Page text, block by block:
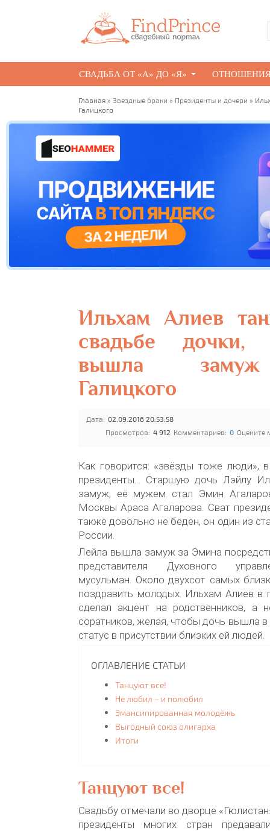
СВАДЬБА ОТ «А» ДО «Я»
Главная » Звездные браки » Президенты и дочери »
Галицкого
Ильхам Алиев
свадьбе дочки,
вышла
Галицкого
Дата: 02.09.2016 20:53:58
Просмотров: 4 912 Комментариев: 0 Оцените
Как говорится: «звёзды тоже люди»,
президенты… Старшую дочь Лэйлу
замуж, её мужем стал Эмин
Москвы Араса Агаларова. Сват
также довольно не беден, он один из
России.
Лейла вышла замуж за Эмина
представителя Духовного
мусульман. Около двухсот самых
поздравить молодых. Ильхам Алиев в
сделал акцент на родственников, а
соратников, желая, чтобы дочь вышла
статус в присутствии близких ей людей.
ОГЛАВЛЕНИЕ СТАТЬИ
Танцуют все!
Не любил – и полюбил
Эмансипированная молодёжь
Выгодный союз олигарха
Итоги
Танцуют все!
Свадьбу отмечали во дворце
президенты многих стран